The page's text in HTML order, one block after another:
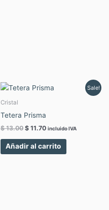
Sale!
Cristal
Tetera Prisma
$13.00
Original
$ 11.70
Current
incluido IVA
Añadir al carrito